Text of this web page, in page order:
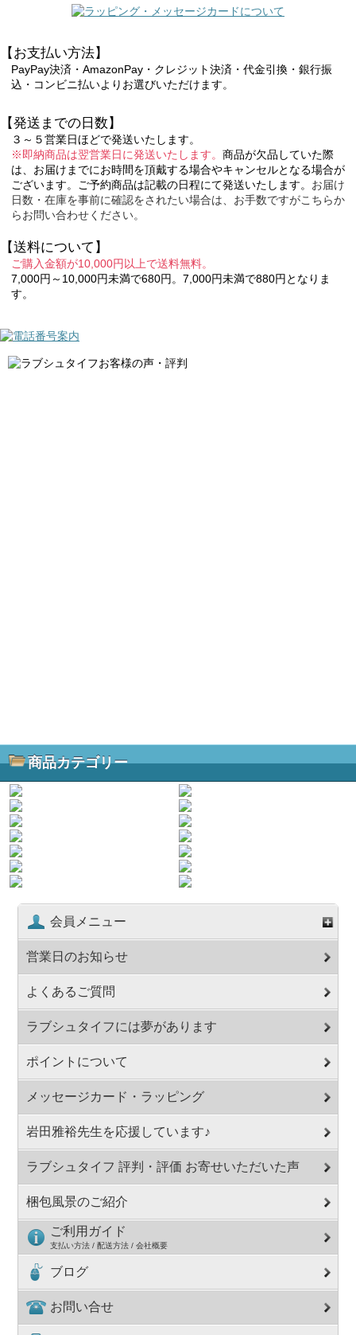
【お支払い方法】
PayPay決済・AmazonPay・クレジット決済・代金引換・銀行振
込・コンビニ払いよりお選びいただけます。
【発送までの日数】
３～５営業日ほどで発送いたします。
※即納商品は翌営業日に発送いたします。 商品が欠品していた際
は、お届けまでにお時間を頂戴する場合やキャンセルとなる場合が
ございます。ご予約商品は記載の日程にて発送いたします。 お届け
日数・在庫を事前に確認をされたい場合は、お手数ですがこちらか
らお問い合わせください。
【送料について】
ご購入金額が10,000円以上で送料無料。
7,000円～10,000円未満で680円。7,000円未満で880円となりま
す。
商品カテゴリー
会員メニュー
営業日のお知らせ
よくあるご質問
ラブシュタイフには夢があります
ポイントについて
メッセージカード・ラッピング
岩田雅裕先生を応援しています♪
ラブシュタイフ 評判・評価 お寄せいただいた声
梱包風景のご紹介
ご利用ガイド
支払い方法 / 配送方法 / 会社概要
ブログ
お問い合せ